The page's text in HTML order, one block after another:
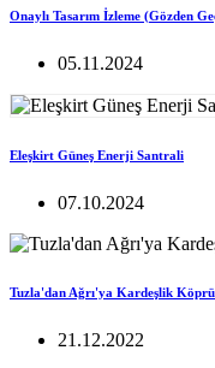
Onaylı Tasarım İzleme (Gözden
05.11.2024
Eleşkirt Güneş Enerji Santrali
07.10.2024
Tuzla'dan Ağrı'ya Kardeşlik
21.12.2022